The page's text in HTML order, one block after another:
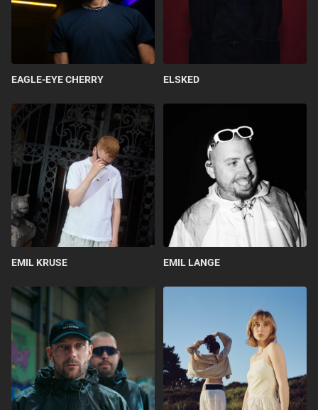
EAGLE-EYE CHERRY ELSKED
EMIL KRUSE EMIL LANGE